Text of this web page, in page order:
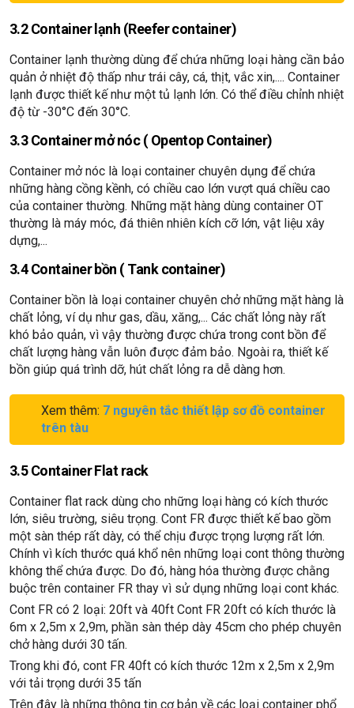
3.2 Container lạnh (Reefer container)
Container lạnh thường dùng để chứa những loại hàng cần bảo
quản ở nhiệt độ thấp như trái cây, cá, thịt, vắc xin,.... Container
lạnh được thiết kế như một tủ lạnh lớn. Có thể điều chỉnh nhiệt
độ từ -30°C đến 30°C.
3.3 Container mở nóc ( Opentop Container)
Container mở nóc là loại container chuyên dụng để chứa
những hàng cồng kềnh, có chiều cao lớn vượt quá chiều cao
của container thường. Những mặt hàng dùng container OT
thường là máy móc, đá thiên nhiên kích cỡ lớn, vật liệu xây
dựng,...
3.4 Container bồn ( Tank container)
Container bồn là loại container chuyên chở những mặt hàng là
chất lỏng, ví dụ như gas, dầu, xăng,... Các chất lỏng này rất
khó bảo quản, vì vậy thường được chứa trong cont bồn để
chất lượng hàng vẫn luôn được đảm bảo. Ngoài ra, thiết kế
bồn giúp quá trình dỡ, hút chất lỏng ra dễ dàng hơn.
Xem thêm: 7 nguyên tắc thiết lập sơ đồ container
trên tàu
3.5 Container Flat rack
Container flat rack dùng cho những loại hàng có kích thước
lớn, siêu trường, siêu trọng. Cont FR được thiết kế bao gồm
một sàn thép rất dày, có thể chịu được trọng lượng rất lớn.
Chính vì kích thước quá khổ nên những loại cont thông thường
không thể chứa được. Do đó, hàng hóa thường được chằng
buộc trên container FR thay vì sử dụng những loại cont khác.
Cont FR có 2 loại: 20ft và 40ft Cont FR 20ft có kích thước là
6m x 2,5m x 2,9m, phần sàn thép dày 45cm cho phép chuyên
chở hàng dưới 30 tấn.
Trong khi đó, cont FR 40ft có kích thước 12m x 2,5m x 2,9m
với tải trọng dưới 35 tấn
Trên đây là những thông tin cơ bản về các loại container phổ